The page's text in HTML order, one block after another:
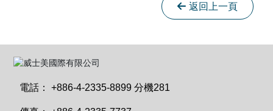
返回上一頁
電話：+886-4-2335-8899 分機281